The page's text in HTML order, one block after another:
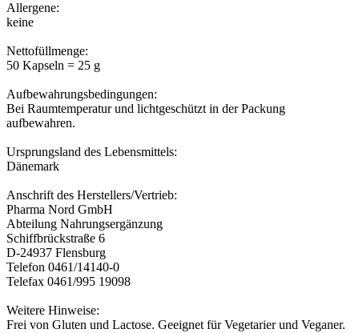
Allergene:
keine
Nettofüllmenge:
50 Kapseln = 25 g
Aufbewahrungsbedingungen:
Bei Raumtemperatur und lichtgeschützt in der Packung
aufbewahren.
Ursprungsland des Lebensmittels:
Dänemark
Anschrift des Herstellers/Vertrieb:
Pharma Nord GmbH
Abteilung Nahrungsergänzung
Schiffbrückstraße 6
D-24937 Flensburg
Telefon 0461/14140-0
Telefax 0461/995 19098
Weitere Hinweise:
Frei von Gluten und Lactose. Geeignet für Vegetarier und Veganer.